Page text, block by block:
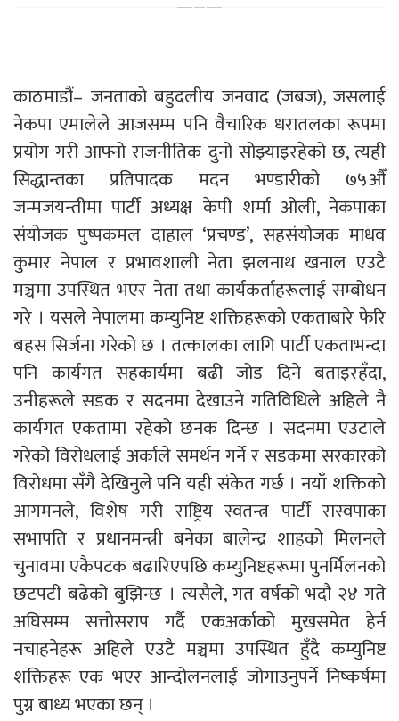
काठमाडौं– जनताको बहुदलीय जनवाद (जबज), जसलाई
नेकपा एमालेले आजसम्म पनि वैचारिक धरातलका रूपमा
प्रयोग गरी आफ्नो राजनीतिक दुनो सोझ्याइरहेको छ, त्यही
सिद्धान्तका प्रतिपादक मदन भण्डारीको ७५औँ
जन्मजयन्तीमा पार्टी अध्यक्ष केपी शर्मा ओली, नेकपाका
संयोजक पुष्पकमल दाहाल ‘प्रचण्ड’, सहसंयोजक माधव
कुमार नेपाल र प्रभावशाली नेता झलनाथ खनाल एउटै
मञ्चमा उपस्थित भएर नेता तथा कार्यकर्ताहरूलाई सम्बोधन
गरे । यसले नेपालमा कम्युनिष्ट शक्तिहरूको एकताबारे फेरि
बहस सिर्जना गरेको छ । तत्कालका लागि पार्टी एकताभन्दा
पनि कार्यगत सहकार्यमा बढी जोड दिने बताइरहँदा,
उनीहरूले सडक र सदनमा देखाउने गतिविधिले अहिले नै
कार्यगत एकतामा रहेको छनक दिन्छ । सदनमा एउटाले
गरेको विरोधलाई अर्काले समर्थन गर्ने र सडकमा सरकारको
विरोधमा सँगै देखिनुले पनि यही संकेत गर्छ । नयाँ शक्तिको
आगमनले, विशेष गरी राष्ट्रिय स्वतन्त्र पार्टी रास्वपाका
सभापति र प्रधानमन्त्री बनेका बालेन्द्र शाहको मिलनले
चुनावमा एकैपटक बढारिएपछि कम्युनिष्टहरूमा पुनर्मिलनको
छटपटी बढेको बुझिन्छ । त्यसैले, गत वर्षको भदौ २४ गते
अघिसम्म सत्तोसराप गर्दै एकअर्काको मुखसमेत हेर्न
नचाहनेहरू अहिले एउटै मञ्चमा उपस्थित हुँदै कम्युनिष्ट
शक्तिहरू एक भएर आन्दोलनलाई जोगाउनुपर्ने निष्कर्षमा
पुग्न बाध्य भएका छन् ।